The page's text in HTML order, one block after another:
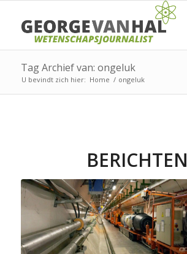
Tag Archief van: ongeluk
U bevindt zich hier: Home / ongeluk
BERICHTEN